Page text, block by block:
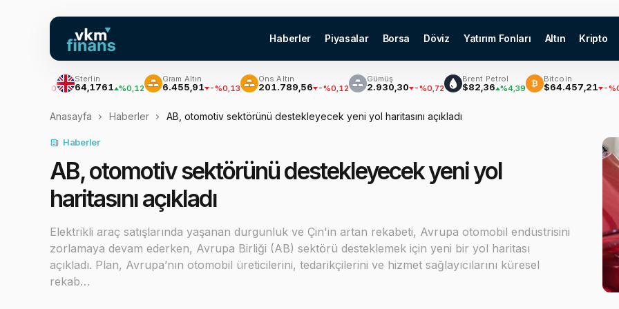
Haberler Piyasalar Borsa Döviz Yatırım Fonları Altın Kripto
Sterlin
64,1761 %0,12
Gram Altın
6.455,91 -%0,13
Ons Altın
201.789,56 -%0,12
Gümüş
2.930,30 -%0,72
Brent Petrol
$82,36 %4,39 ₿
Bitcoin
$64.457,21 -%0,61 €$
Anasayfa Haberler AB, otomotiv sektörünü destekleyecek yeni yol haritasını açıkladı
Haberler
AB, otomotiv sektörünü destekleyecek yeni yol
haritasını açıkladı
Elektrikli araç satışlarında yaşanan durgunluk ve Çin'in artan rekabeti, Avrupa otomobil endüstrisini
zorlamaya devam ederken, Avrupa Birliği (AB) sektörü desteklemek için yeni bir yol haritası
açıkladı. Plan, Avrupa’nın otomobil üreticilerini, tedarikçilerini ve hizmet sağlayıcılarını küresel
rekab…